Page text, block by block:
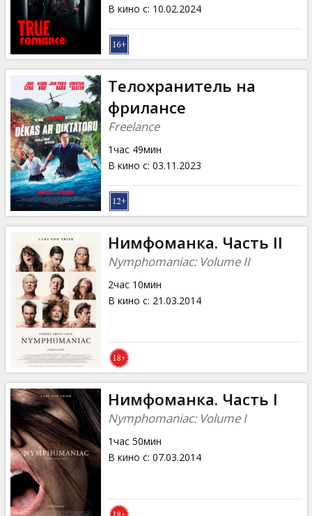
В кино с: 10.02.2024
Телохранитель на
фрилансе
Freelance
1час 49мин
В кино с: 03.11.2023
Нимфоманка. Часть II
Nymphomaniac: Volume II
2час 10мин
В кино с: 21.03.2014
Нимфоманка. Часть I
Nymphomaniac: Volume I
1час 50мин
В кино с: 07.03.2014